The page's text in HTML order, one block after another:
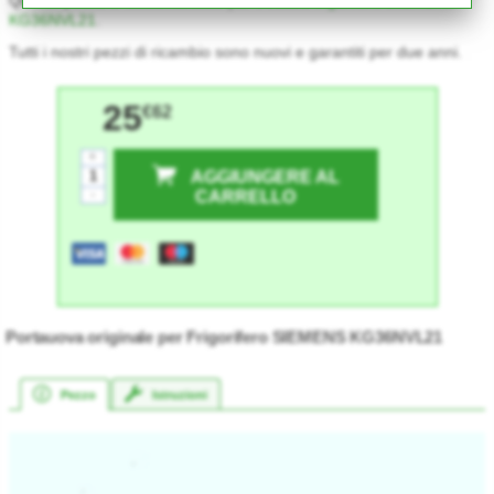
KG36NVL21
.
Tutti i nostri pezzi di ricambio sono nuovi e garantiti per due anni.
25€62
AGGIUNGERE AL
CARRELLO
+
Portauova originale per Frigorifero SIEMENS KG36NVL21
Pezzo Istruzioni